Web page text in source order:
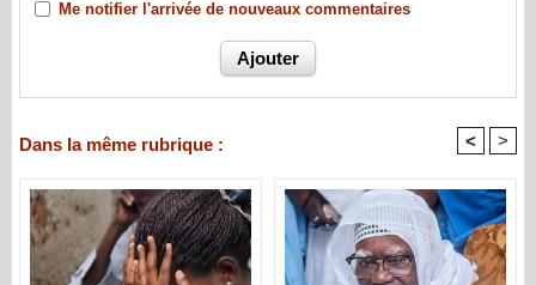
Me notifier l'arrivée de nouveaux commentaires
Dans la même rubrique : < >